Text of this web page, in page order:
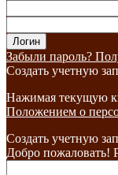
Забыли пароль?
Создать учетную
Нажимая текущую
Положением о
Создать учетную
Добро пожаловать!